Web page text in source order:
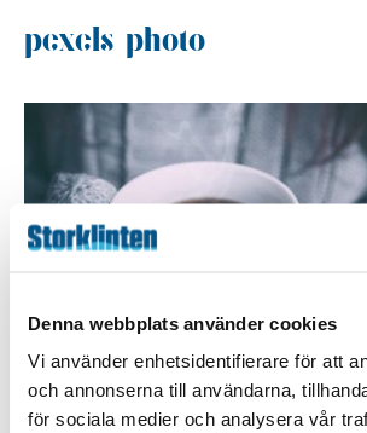
Denna webbplats använder cookies
Vi använder enhetsidentifierare för att
och annonserna till användarna,
för sociala medier och analysera vår
pexels-photo